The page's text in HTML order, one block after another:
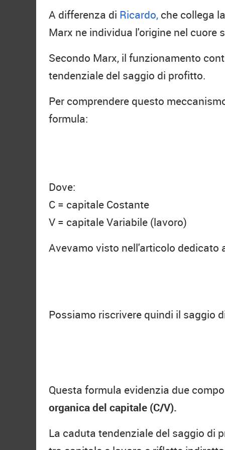
A differenza di Ricardo, che collega
Marx ne individua l'origine nel cuore
Secondo Marx, il funzionamento
tendenziale del saggio di profitto.
Per comprendere questo
formula:
Dove:
C = capitale Costante
V = capitale Variabile (lavoro)
Avevamo visto nell'articolo dedicato
Possiamo riscrivere quindi il saggio
Questa formula evidenzia due
organica del capitale (C/V).
La caduta tendenziale del saggio di